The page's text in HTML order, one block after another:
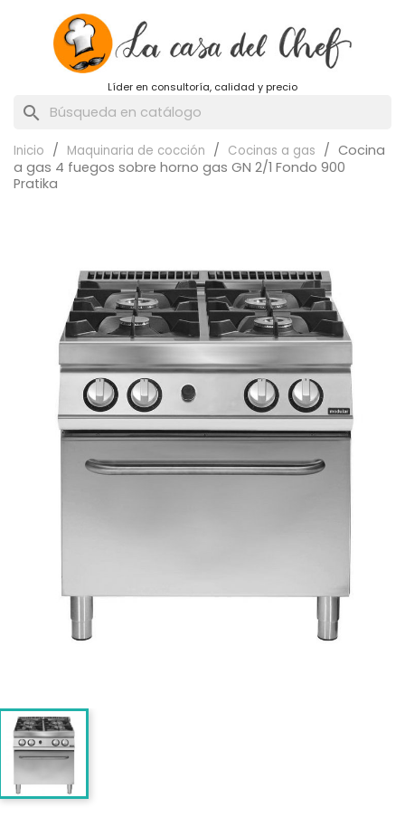
Líder en consultoría, calidad y precio
search
Inicio Maquinaria de cocción Cocinas a gas
Cocina
a gas 4 fuegos sobre horno gas GN 2/1 Fondo 900
Pratika